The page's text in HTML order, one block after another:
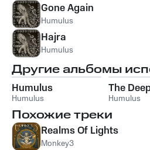
Gone Again
Humulus
Hajra
Humulus
Другие альбомы
Humulus
Humulus
The
Humulus
Похожие треки
Realms Of Lights
Monkey3